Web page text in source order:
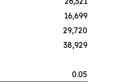
16,699
29,720
38,929
0.05